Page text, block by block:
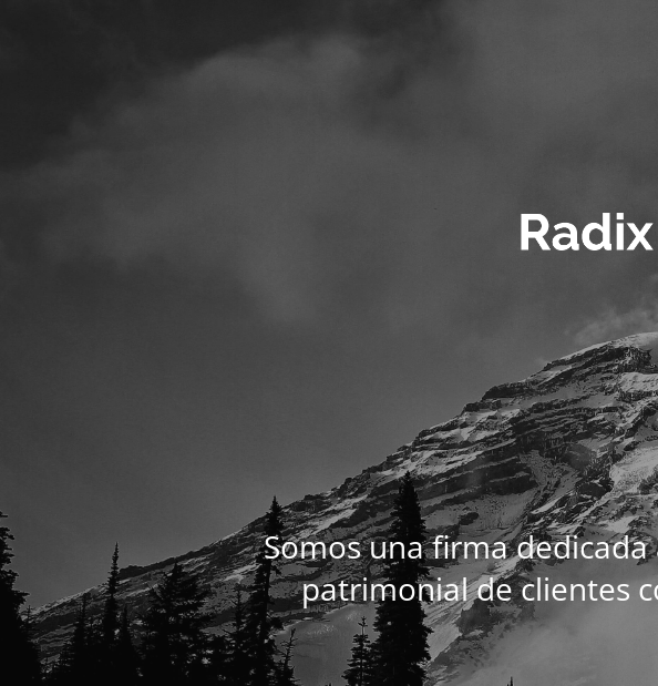
Somos una firma
patrimonial de clientes